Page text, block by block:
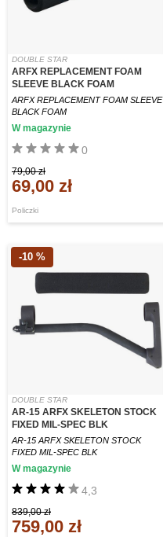
DOUBLE STAR
ARFX REPLACEMENT FOAM
SLEEVE BLACK FOAM
ARFX REPLACEMENT FOAM SLEEVE
BLACK FOAM
Policzki
0
W magazynie
79,00 zł
69,00 zł
-10 %
DOUBLE STAR
AR-15 ARFX SKELETON STOCK
FIXED MIL-SPEC BLK
AR-15 ARFX SKELETON STOCK
FIXED MIL-SPEC BLK
4,3
W magazynie
839,00 zł
759,00 zł